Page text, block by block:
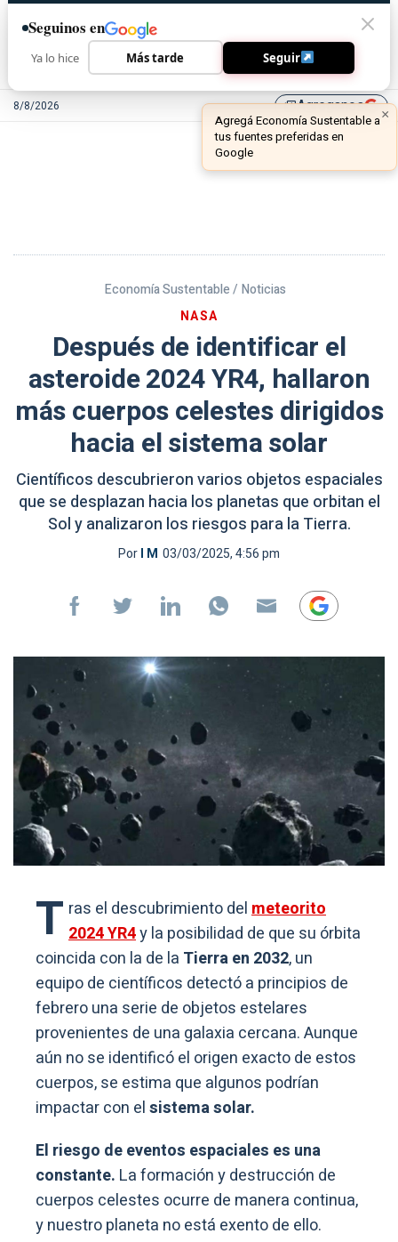
8/8/2026 library_addAgreganos
Economía Sustentable / Noticias
NASA
Después de identificar el
asteroide 2024 YR4, hallaron
más cuerpos celestes dirigidos
hacia el sistema solar
Científicos descubrieron varios objetos espaciales
que se desplazan hacia los planetas que orbitan el
Sol y analizaron los riesgos para la Tierra.
PorI M 03/03/2025, 4:56 pm
T ras el descubrimiento delmeteorito
2024 YR4y la posibilidad de que su órbita
coincida con la de la Tierra en 2032, un
equipo de científicos detectó a principios de
febrero una serie de objetos estelares
provenientes de una galaxia cercana. Aunque
aún no se identificó el origen exacto de estos
cuerpos, se estima que algunos podrían
impactar con elsistema solar.
El riesgo de eventos espaciales es una
constante. La formación y destrucción de
cuerpos celestes ocurre de manera continua,
y nuestro planeta no está exento de ello.
Seguinos en
Ya lo hice Más tarde Seguir